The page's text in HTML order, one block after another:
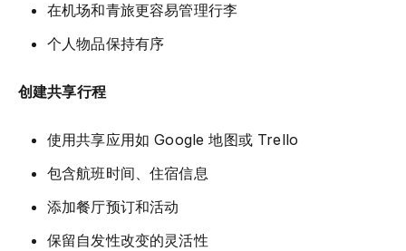
在机场和青旅更容易管理行李
个人物品保持有序
创建共享行程
使用共享应用如 Google 地图或 Trello
包含航班时间、住宿信息
添加餐厅预订和活动
保留自发性改变的灵活性